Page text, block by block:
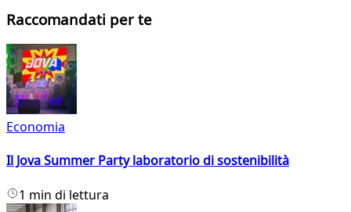
Raccomandati per te
Economia
Il Jova Summer Party laboratorio di sostenibilità
1 min di lettura